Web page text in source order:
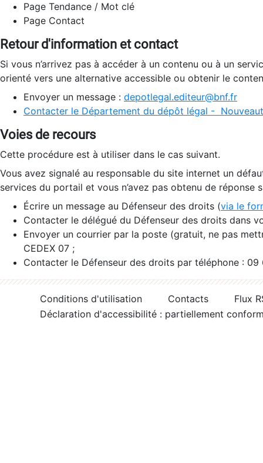
Page Tendance / Mot clé
Page Contact
Retour d'information et contact
Si vous n’arrivez pas à accéder à un contenu ou à un
orienté vers une alternative accessible ou obtenir le
Envoyer un message : depotlegal.editeur@bnf.fr
Contacter le Département du dépôt légal -
Voies de recours
Cette procédure est à utiliser dans le cas suivant.
Vous avez signalé au responsable du site internet un
services du portail et vous n’avez pas obtenu de réponse
Écrire un message au Défenseur des droits (via le
Contacter le délégué du Défenseur des droits dans
Envoyer un courrier par la poste (gratuit, ne pas
CEDEX 07 ;
Contacter le Défenseur des droits par téléphone :
Conditions d'utilisation Contacts
Flux
Déclaration d'accessibilité : partiellement